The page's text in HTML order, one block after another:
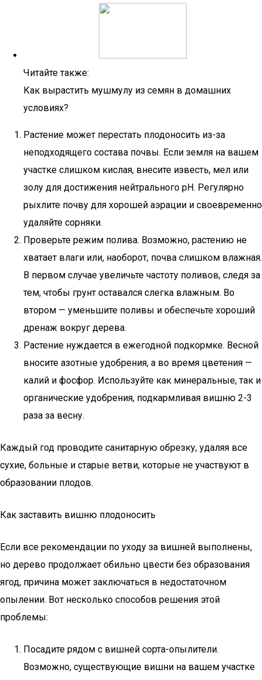
Читайте также:
Как вырастить мушмулу из семян в домашних
условиях?
Растение может перестать плодоносить из-за
неподходящего состава почвы. Если земля на вашем
участке слишком кислая, внесите известь, мел или
золу для достижения нейтрального pH. Регулярно
рыхлите почву для хорошей аэрации и своевременно
удаляйте сорняки.
Проверьте режим полива. Возможно, растению не
хватает влаги или, наоборот, почва слишком влажная.
В первом случае увеличьте частоту поливов, следя за
тем, чтобы грунт оставался слегка влажным. Во
втором — уменьшите поливы и обеспечьте хороший
дренаж вокруг дерева.
Растение нуждается в ежегодной подкормке. Весной
вносите азотные удобрения, а во время цветения —
калий и фосфор. Используйте как минеральные, так и
органические удобрения, подкармливая вишню 2-3
раза за весну.
Каждый год проводите санитарную обрезку, удаляя все
сухие, больные и старые ветви, которые не участвуют в
образовании плодов.
Как заставить вишню плодоносить
Если все рекомендации по уходу за вишней выполнены,
но дерево продолжает обильно цвести без образования
ягод, причина может заключаться в недостаточном
опылении. Вот несколько способов решения этой
проблемы:
Посадите рядом с вишней сорта-опылители.
Возможно, существующие вишни на вашем участке